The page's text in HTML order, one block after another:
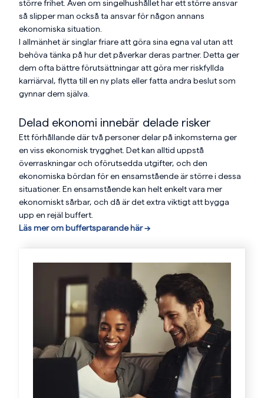
större frihet. Även om singelhushållet har ett större ansvar
så slipper man också ta ansvar för någon annans
ekonomiska situation.
I allmänhet är singlar friare att göra sina egna val utan att
behöva tänka på hur det påverkar deras partner. Detta ger
dem ofta bättre förutsättningar att göra mer riskfyllda
karriärval, flytta till en ny plats eller fatta andra beslut som
gynnar dem själva.
Delad ekonomi innebär delade risker
Ett förhållande där två personer delar på inkomsterna ger
en viss ekonomisk trygghet. Det kan alltid uppstå
överraskningar och oförutsedda utgifter, och den
ekonomiska bördan för en ensamstående är större i dessa
situationer. En ensamstående kan helt enkelt vara mer
ekonomiskt sårbar, och då är det extra viktigt att bygga
upp en rejäl buffert.
Läs mer om buffertsparande här -->